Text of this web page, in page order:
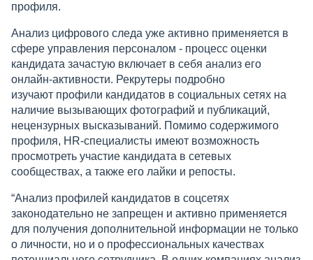
профиля.
Анализ цифрового следа уже активно применяется в
сфере управления персоналом - процесс оценки
кандидата зачастую включает в себя анализ его
онлайн-активности. Рекрутеры подробно
изучают профили кандидатов в социальных сетях на
наличие вызывающих фотографий и публикаций,
нецензурных высказываний. Помимо содержимого
профиля, HR-специалисты имеют возможность
просмотреть участие кандидата в сетевых
сообществах, а также его лайки и репосты.
“Анализ профилей кандидатов в соцсетях
законодательно не запрещен и активно применяется
для получения дополнительной информации не только
о личности, но и о профессиональных качествах